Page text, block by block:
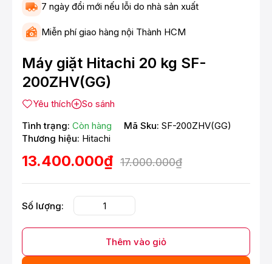
7 ngày đổi mới nếu lỗi do nhà sản xuất
Miễn phí giao hàng nội Thành HCM
Máy giặt Hitachi 20 kg SF-
200ZHV(GG)
Yêu thích
So sánh
Tình trạng: Còn hàng Mã Sku: SF-200ZHV(GG)
Thương hiệu: Hitachi
13.400.000₫ 17.000.000₫
Số lượng:
Thêm vào giỏ